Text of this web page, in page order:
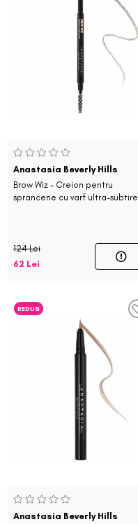
Anastasia Beverly Hills
Brow Wiz - Creion pentru
sprancene cu varf ultra-subtire
124 Lei
62 Lei
REDUS
Anastasia Beverly Hills